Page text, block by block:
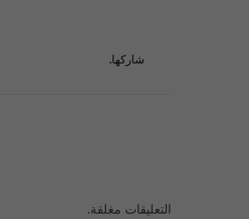
شاركها.
التعليقات مغلقة.